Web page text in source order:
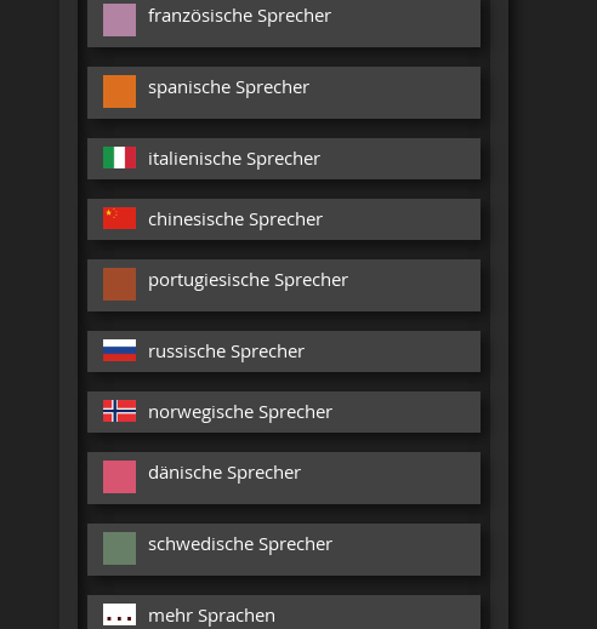
französische Sprecher
spanische Sprecher
italienische Sprecher
chinesische Sprecher
portugiesische Sprecher
russische Sprecher
norwegische Sprecher
dänische Sprecher
schwedische Sprecher
mehr Sprachen